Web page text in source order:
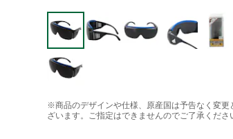
※商品のデザインや仕様、原産国は予告なく変更
ざいます。ご指定はできませんのでご了承くださ